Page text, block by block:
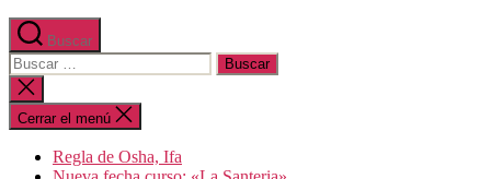
Buscar
Buscar:
Cerrar
la
búsqueda
Cerrar el menú
Regla de Osha, Ifa